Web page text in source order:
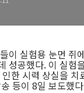
이 실험용 눈먼 쥐
성공했다. 이 실험
한 시력 상실을 치
등이 8일 보도했